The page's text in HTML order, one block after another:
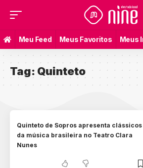
Meu Feed Meus Favoritos Meus
Tag: Quinteto
Quinteto de Sopros apresenta clássicos
da música brasileira no Teatro Clara
Nunes